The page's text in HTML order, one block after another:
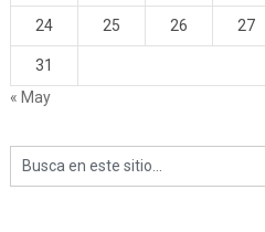
24 25 26 27
31
« May